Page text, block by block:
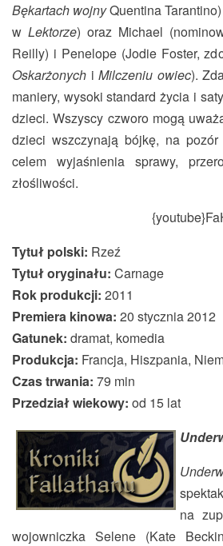
Bękartach wojnyQuentina
w Lektorze) oraz Michael
Reilly) i Penelope (Jodie Foster,
Oskarżonych i Milczeniu owiec).
maniery, wysoki standard życia i
dzieci. Wszyscy czworo mogą
dzieci wszczynają bójkę, na
celem wyjaśnienia sprawy,
złośliwości.
Tytuł polski: Rzeź
Tytuł oryginału: Carnage
Rok produkcji: 2011
Premiera kinowa: 20 stycznia 2012
Gatunek: dramat, komedia
Produkcja: Francja, Hiszpania,
Czas trwania: 79 min
Przedział wiekowy: od 15 lat
na
wojowniczka Selene (Kate